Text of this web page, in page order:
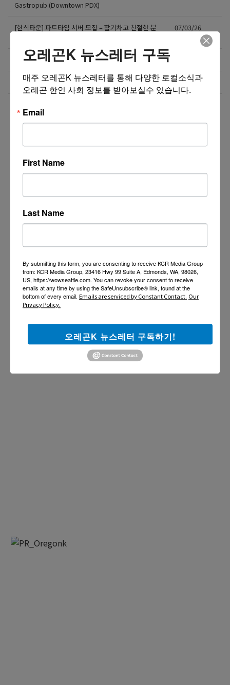
Gastropub (Downtown PDX)
[한식타운] 파트타임 서버 모집 – 활기차고 친절한 분
07/03/26
Business Development Manager
2차전지 장비 설치 및 유지보수 인재 채용 07/02/26
오레곤K 뉴스레터 구독
매주 오레곤K 뉴스레터를 통해 다양한 로컬소식과
오레곤 한인 사회 정보를 받아보실수 있습니다.
Email
First Name
Last Name
By submitting this form, you are consenting to receive KCR Media Group
from: KCR Media Group, 23416 Hwy 99 Suite A, Edmonds, WA, 98026,
US, https://wowseattle.com. You can revoke your consent to receive
emails at any time by using the SafeUnsubscribe® link, found at the
bottom of every email. Emails are serviced by Constant Contact. Our
Privacy Policy.
오레곤K 뉴스레터 구독하기!